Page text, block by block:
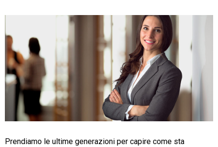
HR
Trust Services
TeamSystem Corporate
Prendiamo le ultime generazioni per capire come sta